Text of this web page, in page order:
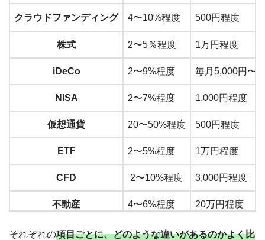
クラウドファンディング 4〜10%程度 500円程度
株式 2〜5％程度 1万円程度
iDeCo 2〜9%程度 毎月5,000円〜6
NISA 2〜7%程度 1,000円程度
仮想通貨 20〜50%程度 500円程度
ETF 2〜5%程度 1万円程度
CFD 2〜10%程度 3,000円程度
不動産 4〜6%程度 20万円程度
FX 3〜20%程度 4,000円程度
それぞれの項目ごとに、どのような違いがあるのかよく比